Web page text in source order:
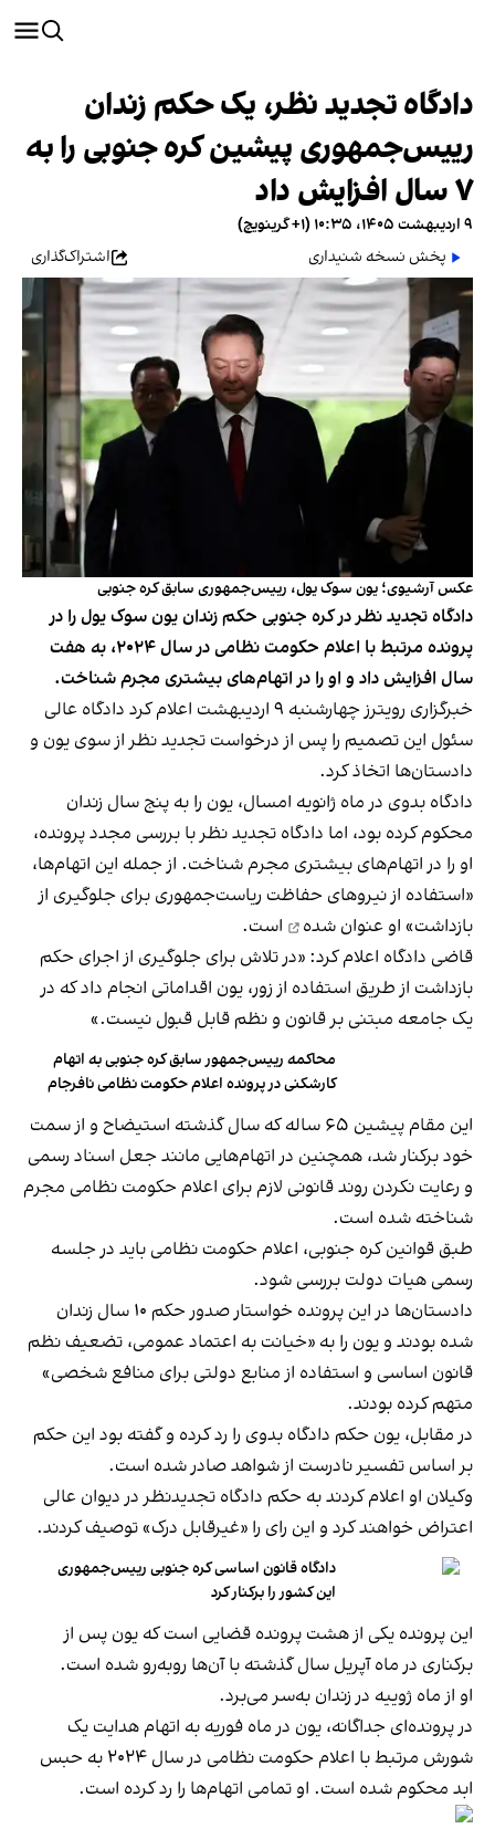
دادگاه تجدید نظر، یک حکم زندان
رییس‌جمهوری پیشین کره جنوبی را به
۷ سال افزایش داد
۹ اردیبهشت ۱۴۰۵، ۱۰:۳۵ (‎+۱ گرینویچ)
پخش نسخه شنیداری
اشتراک‌گذاری
عکس آرشیوی؛ یون سوک یول، رییس‌جمهوری سابق کره جنوبی
دادگاه تجدید نظر در کره جنوبی حکم زندان یون سوک یول را در
پرونده مرتبط با اعلام حکومت نظامی در سال ۲۰۲۴، به هفت
سال افزایش داد و او را در اتهام‌های بیشتری مجرم شناخت.
خبرگزاری رویترز چهارشنبه ۹ اردیبهشت اعلام کرد دادگاه عالی
سئول این تصمیم را پس از درخواست تجدید نظر از سوی یون و
دادستان‌ها اتخاذ کرد.
دادگاه بدوی در ماه ژانویه امسال، یون را به پنج سال زندان
محکوم کرده بود، اما دادگاه تجدید نظر با بررسی مجدد پرونده،
او را در اتهام‌های بیشتری مجرم شناخت. از جمله این اتهام‌ها،
«استفاده از نیروهای حفاظت ریاست‌جمهوری برای جلوگیری از
بازداشت» او عنوان شده
است.
قاضی دادگاه اعلام کرد: «در تلاش برای جلوگیری از اجرای حکم
بازداشت از طریق استفاده از زور، یون اقداماتی انجام داد که در
یک جامعه مبتنی بر قانون و نظم قابل قبول نیست.»
محاکمه رییس‌جمهور سابق کره جنوبی به اتهام
کارشکنی در پرونده اعلام حکومت نظامی نافرجام
این مقام پیشین ۶۵ ساله که سال گذشته استیضاح و از سمت
خود برکنار شد، همچنین در اتهام‌هایی مانند جعل اسناد رسمی
و رعایت نکردن روند قانونی لازم برای اعلام حکومت نظامی مجرم
شناخته شده است.
طبق قوانین کره جنوبی، اعلام حکومت نظامی باید در جلسه
رسمی هیات دولت بررسی شود.
دادستان‌ها در این پرونده خواستار صدور حکم ۱۰ سال زندان
شده بودند و یون را به «خیانت به اعتماد عمومی، تضعیف نظم
قانون اساسی و استفاده از منابع دولتی برای منافع شخصی»
متهم کرده بودند.
در مقابل، یون حکم دادگاه بدوی را رد کرده و گفته بود این حکم
بر اساس تفسیر نادرست از شواهد صادر شده است.
وکیلان او اعلام کردند به حکم دادگاه تجدیدنظر در دیوان عالی
اعتراض خواهند کرد و این رای را «غیرقابل درک» توصیف کردند.
دادگاه قانون اساسی کره جنوبی رییس‌جمهوری
این کشور را برکنار کرد
این پرونده یکی از هشت پرونده قضایی است که یون پس از
برکناری در ماه آپریل سال گذشته با آن‌ها روبه‌رو شده است.
او از ماه ژوییه در زندان به‌سر می‌برد.
در پرونده‌ای جداگانه، یون در ماه فوریه به اتهام هدایت یک
شورش مرتبط با اعلام حکومت نظامی در سال ۲۰۲۴ به حبس
ابد محکوم شده است. او تمامی اتهام‌ها را رد کرده است.